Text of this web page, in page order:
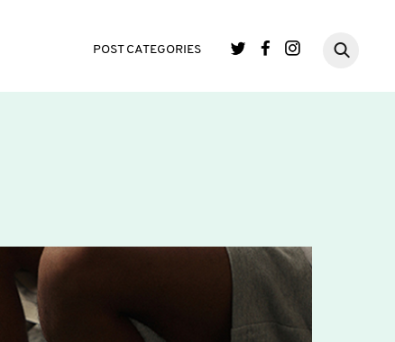
POST CATEGORIES